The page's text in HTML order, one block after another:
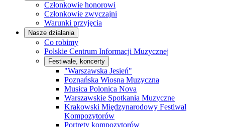
Członkowie honorowi
Członkowie zwyczajni
Warunki przyjęcia
Nasze działania
Co robimy
Polskie Centrum Informacji Muzycznej
Festiwale, koncerty
"Warszawska Jesień"
Poznańska Wiosna Muzyczna
Musica Polonica Nova
Warszawskie Spotkania Muzyczne
Krakowski Międzynarodowy Festiwal
Kompozytorów
Portrety kompozytorów